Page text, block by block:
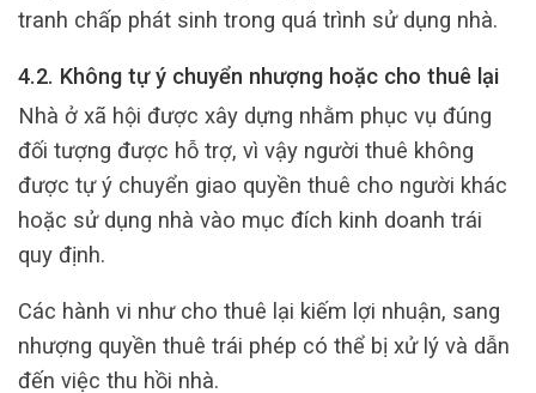
tranh chấp phát sinh trong quá trình sử dụng nhà.
4.2. Không tự ý chuyển nhượng hoặc cho thuê lại
Nhà ở xã hội được xây dựng nhằm phục vụ đúng
đối tượng được hỗ trợ, vì vậy người thuê không
được tự ý chuyển giao quyền thuê cho người khác
hoặc sử dụng nhà vào mục đích kinh doanh trái
quy định.
Các hành vi như cho thuê lại kiếm lợi nhuận, sang
nhượng quyền thuê trái phép có thể bị xử lý và dẫn
đến việc thu hồi nhà.